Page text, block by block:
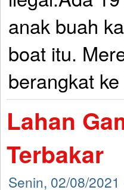
anak buah
boat itu.
berangkat
Lahan
Terbakar
Senin, 02/08/